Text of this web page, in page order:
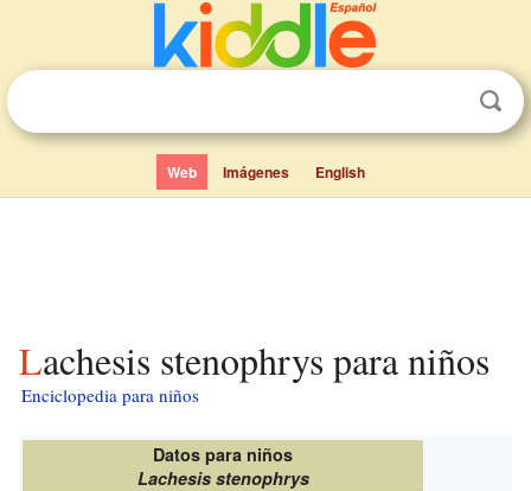
Web Imágenes English
Lachesis stenophrys para niños
Enciclopedia para niños
Datos para niños
Lachesis stenophrys